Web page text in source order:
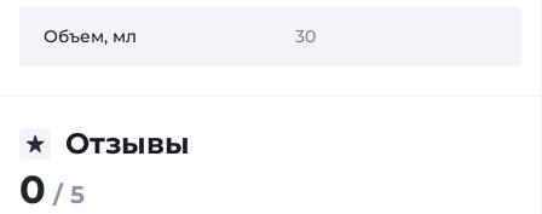
Объем, мл 30
Отзывы
0 / 5